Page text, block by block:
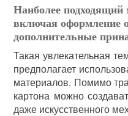
Наиболее
включая оформление
дополнительные
Такая увлекательная
предполагает
материалов. Помимо
картона можно
даже искусственного